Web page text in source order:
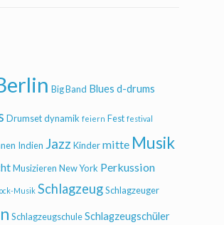
Big Band Blues d-drums
Drumsetdynamik feiern Fest festival
Indien Jazz Kindermitte Musik
Musizieren New York Perkussion
Musik SchlagzeugSchlagzeuger
SchlagzeugschuleSchlagzeugschüler